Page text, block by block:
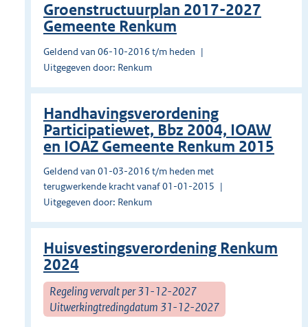
Groenstructuurplan 2017-2027
Gemeente Renkum
Geldend van 06-10-2016 t/m heden
Uitgegeven door: Renkum
Handhavingsverordening
Participatiewet, Bbz 2004, IOAW
en IOAZ Gemeente Renkum 2015
Geldend van 01-03-2016 t/m heden met
terugwerkende kracht vanaf 01-01-2015
Uitgegeven door: Renkum
Huisvestingsverordening Renkum
2024
Regeling vervalt per 31-12-2027
Uitwerkingtredingdatum 31-12-2027